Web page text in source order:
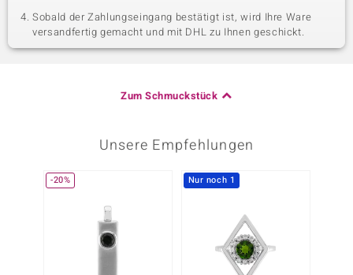
Sobald der Zahlungseingang bestätigt ist, wird Ihre Ware
versandfertig gemacht und mit DHL zu Ihnen geschickt.
Zum Schmuckstück
Unsere Empfehlungen
-20% Nur noch 1